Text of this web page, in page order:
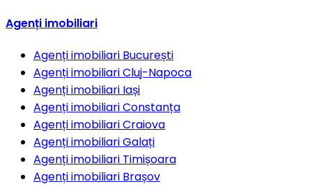
Agenți imobiliari
Agenți imobiliari București
Agenți imobiliariCluj-Napoca
Agenți imobiliari Iași
Agenți imobiliariConstanța
Agenți imobiliariCraiova
Agenți imobiliariGalați
Agenți imobiliari Timișoara
Agenți imobiliari Brașov